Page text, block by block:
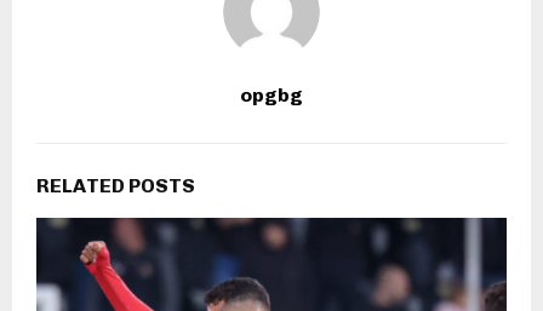
opgbg
RELATED POSTS